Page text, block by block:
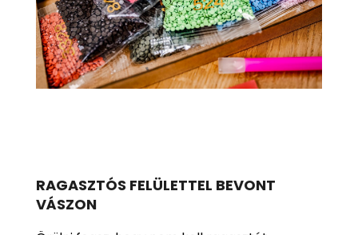
RAGASZTÓS FELÜLETTEL BEVONT
VÁSZON